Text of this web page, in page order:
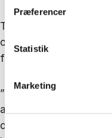
Præferencer
Statistik
Marketing
Tobias Berggren
om, om ikke den
flere opgaver til dem.
”Ingen siger, at de
arbejder længere tid
deres nye roller. Det